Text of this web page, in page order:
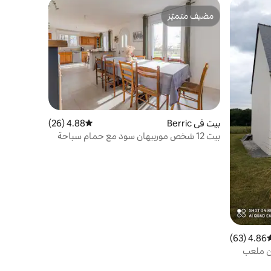
التقييم 4.86 من 5، 63 مراجعات
4.86 (63)
من ملعب
مضيف متميّز
مضيف متميّز
بيت في Berric متوسط التقييم 4.88 من 5، 26 مراجعات
4.88 (26)
بيت 12 شخص موربيهان سود مع حمام سباحة